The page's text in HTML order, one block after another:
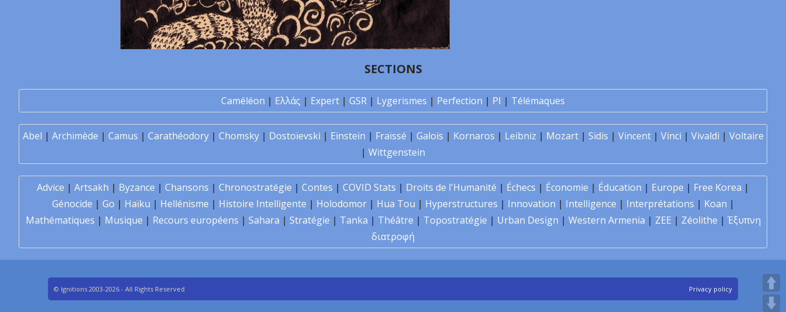
SECTIONS
Caméléon | Ελλάς | Expert | GSR | Lygerismes | Perfection | PI | Télémaques
Abel | Archimède | Camus | Carathéodory| Chomsky| Dostoïevski | Einstein | Fraïssé | Galois | Kornaros | Leibniz | Mozart| Sidis | Vincent| Vinci | Vivaldi | Voltaire
| Wittgenstein
Advice | Artsakh | Byzance | Chansons | Chronostratégie | Contes | COVID Stats | Droits de l'Humanité | Échecs | Économie | Éducation | Europe | Free Korea |
Génocide | Go | Haïku | Hellénisme | Histoire Intelligente | Holodomor| Hua Tou | Hyperstructures | Innovation | Intelligence | Interprétations | Koan |
Mathématiques | Musique | Recours européens | Sahara | Stratégie | Tanka | Théâtre | Topostratégie | Urban Design | Western Armenia | ZEE | Zéolithe | Έξυπνη
διατροφή
© Ignitions 2003-2026 - All Rights Reserved Privacy policy